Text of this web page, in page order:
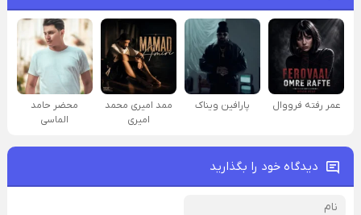
عمر رفته فرووال پارافين ویناک
ممد امیری محمد
امیری
محضر حامد
الماسی
دیدگاه خود را بگذارید